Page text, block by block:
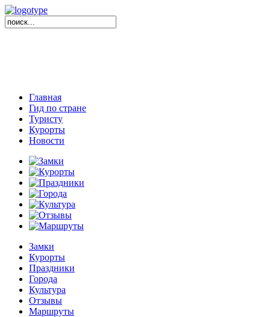
Главная
Гид по стране
Туристу
Курорты
Новости
Замки
Курорты
Праздники
Города
Культура
Отзывы
Маршруты